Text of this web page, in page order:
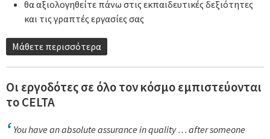
θα αξιολογηθείτε πάνω στις εκπαιδευτικές δεξιότητες
και τις γραπτές εργασίες σας
Μάθετε περισσότερα
Οι εργοδότες σε όλο τον κόσμο εμπιστεύονται
το CELTA
You have an absolute assurance in quality … after someone